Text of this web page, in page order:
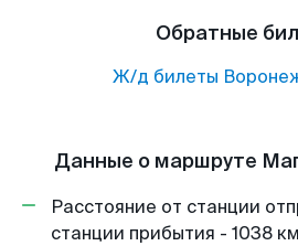
Обратные
Ж/д билеты
Данные о маршруте
Расстояние от станции
станции прибытия - 1038